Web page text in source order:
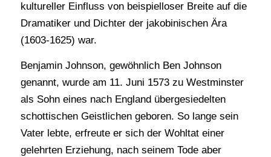
kultureller Einfluss von beispielloser Breite auf die
Dramatiker und Dichter der jakobinischen Ära
(1603-1625) war.
Benjamin Johnson, gewöhnlich Ben Johnson
genannt, wurde am 11. Juni 1573 zu Westminster
als Sohn eines nach England übergesiedelten
schottischen Geistlichen geboren. So lange sein
Vater lebte, erfreute er sich der Wohltat einer
gelehrten Erziehung, nach seinem Tode aber